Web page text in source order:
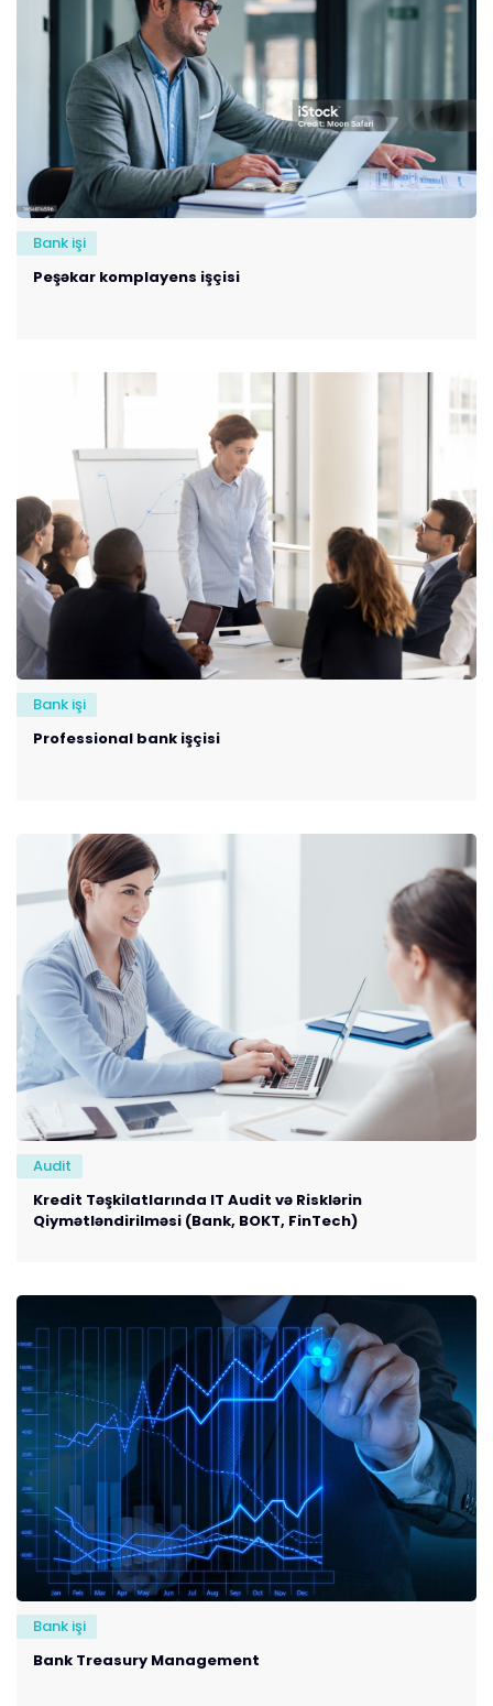
Bank işi
Peşəkar komplayens işçisi
Bank işi
Professional bank işçisi
Audit
Kredit Təşkilatlarında IT Audit və Risklərin
Qiymətləndirilməsi (Bank, BOKT, FinTech)
Bank işi
Bank Treasury Management